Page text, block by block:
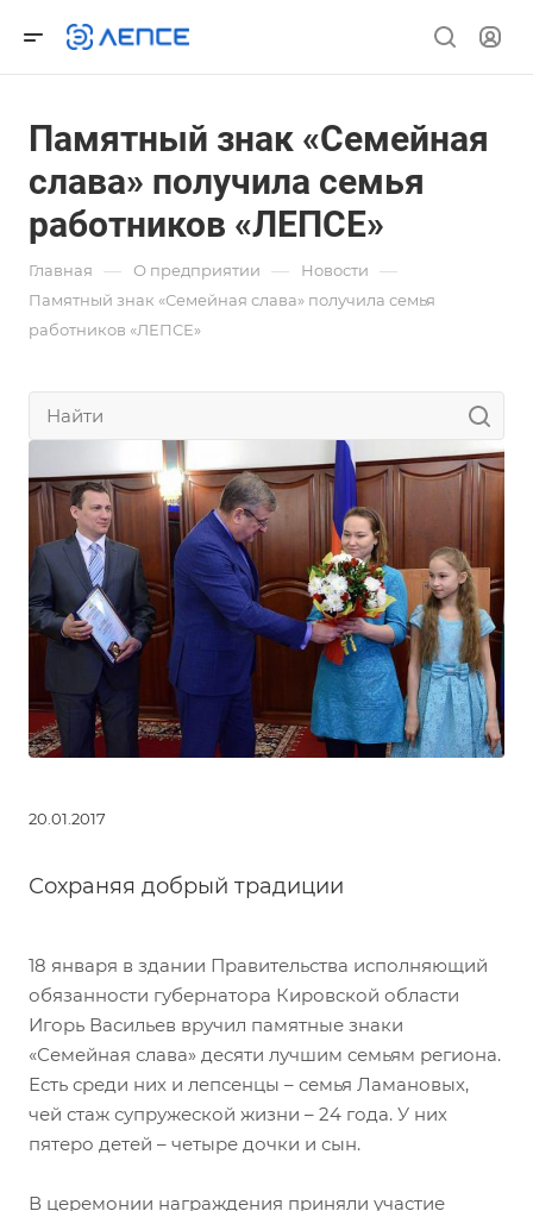
Памятный знак «Семейная
слава» получила семья
работников «ЛЕПСЕ»
Главная — О предприятии — Новости —
Памятный знак «Семейная слава» получила семья
работников «ЛЕПСЕ»
20.01.2017
Сохраняя добрый традиции
18 января в здании Правительства исполняющий
обязанности губернатора Кировской области
Игорь Васильев вручил памятные знаки
«Семейная слава» десяти лучшим семьям региона.
Есть среди них и лепсенцы – семья Ламановых,
чей стаж супружеской жизни – 24 года. У них
пятеро детей – четыре дочки и сын.
В церемонии награждения приняли участие